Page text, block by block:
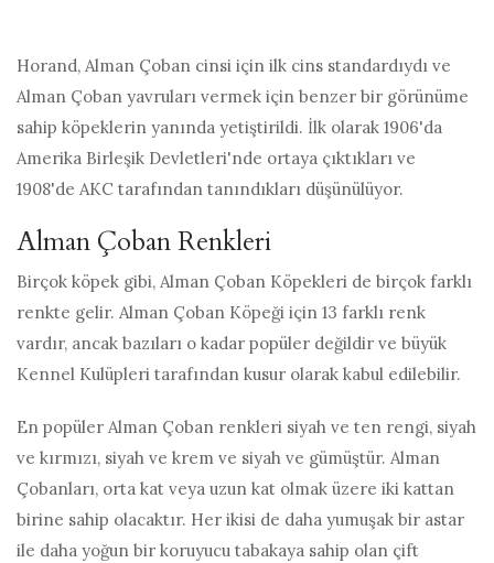
Horand, Alman Çoban cinsi için ilk cins standardıydı ve
Alman Çoban yavruları vermek için benzer bir görünüme
sahip köpeklerin yanında yetiştirildi. İlk olarak 1906'da
Amerika Birleşik Devletleri'nde ortaya çıktıkları ve
1908'de AKC tarafından tanındıkları düşünülüyor.
Alman Çoban Renkleri
Birçok köpek gibi, Alman Çoban Köpekleri de birçok farklı
renkte gelir. Alman Çoban Köpeği için 13 farklı renk
vardır, ancak bazıları o kadar popüler değildir ve büyük
Kennel Kulüpleri tarafından kusur olarak kabul edilebilir.
En popüler Alman Çoban renkleri siyah ve ten rengi, siyah
ve kırmızı, siyah ve krem ​​ve siyah ve gümüştür. Alman
Çobanları, orta kat veya uzun kat olmak üzere iki kattan
birine sahip olacaktır. Her ikisi de daha yumuşak bir astar
ile daha yoğun bir koruyucu tabakaya sahip olan çift